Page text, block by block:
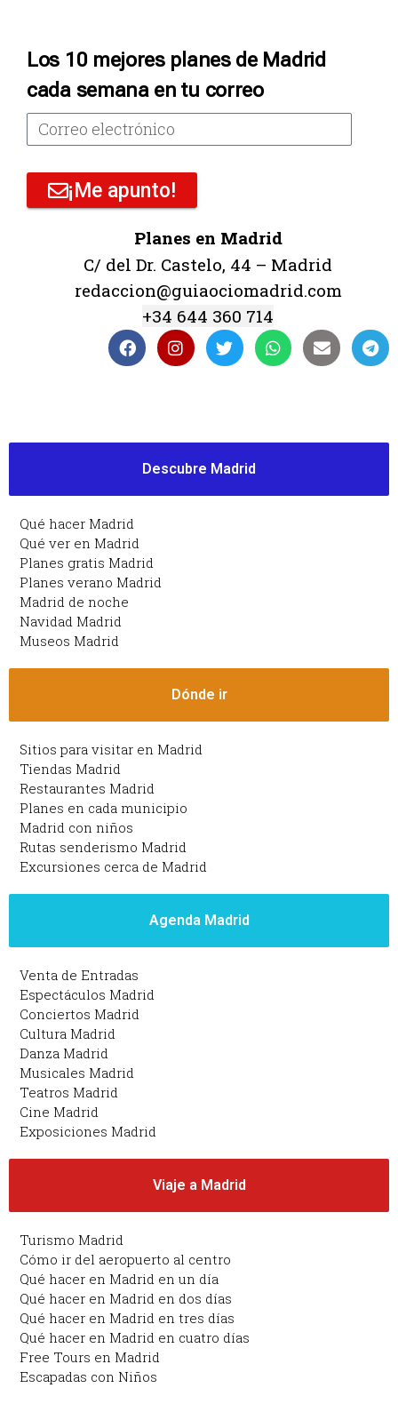
Los 10 mejores planes de Madrid
cada semana en tu correo
¡Me apunto!
Planes en Madrid
C/ del Dr. Castelo, 44 – Madrid
redaccion@guiaociomadrid.com
+34 644 360 714
Descubre Madrid
Qué hacer Madrid
Qué ver en Madrid
Planes gratis Madrid
Planes verano Madrid
Madrid de noche
Navidad Madrid
Museos Madrid
Dónde ir
Sitios para visitar en Madrid
Tiendas Madrid
Restaurantes Madrid
Planes en cada municipio
Madrid con niños
Rutas senderismo Madrid
Excursiones cerca de Madrid
Agenda Madrid
Venta de Entradas
Espectáculos Madrid
Conciertos Madrid
Cultura Madrid
Danza Madrid
Musicales Madrid
Teatros Madrid
Cine Madrid
Exposiciones Madrid
Viaje a Madrid
Turismo Madrid
Cómo ir del aeropuerto al centro
Qué hacer en Madrid en un día
Qué hacer en Madrid en dos días
Qué hacer en Madrid en tres días
Qué hacer en Madrid en cuatro días
Free Tours en Madrid
Escapadas con Niños